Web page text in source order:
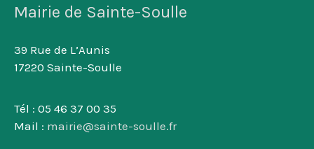
Mairie de Sainte-Soulle
39 Rue de L’Aunis
17220 Sainte-Soulle
Tél : 05 46 37 00 35
Mail : mairie@sainte-soulle.fr